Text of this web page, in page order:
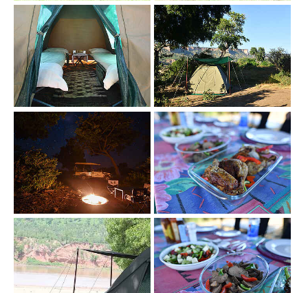
Show larger version Show larger version
Show larger version Show larger version
Show larger version Show larger version